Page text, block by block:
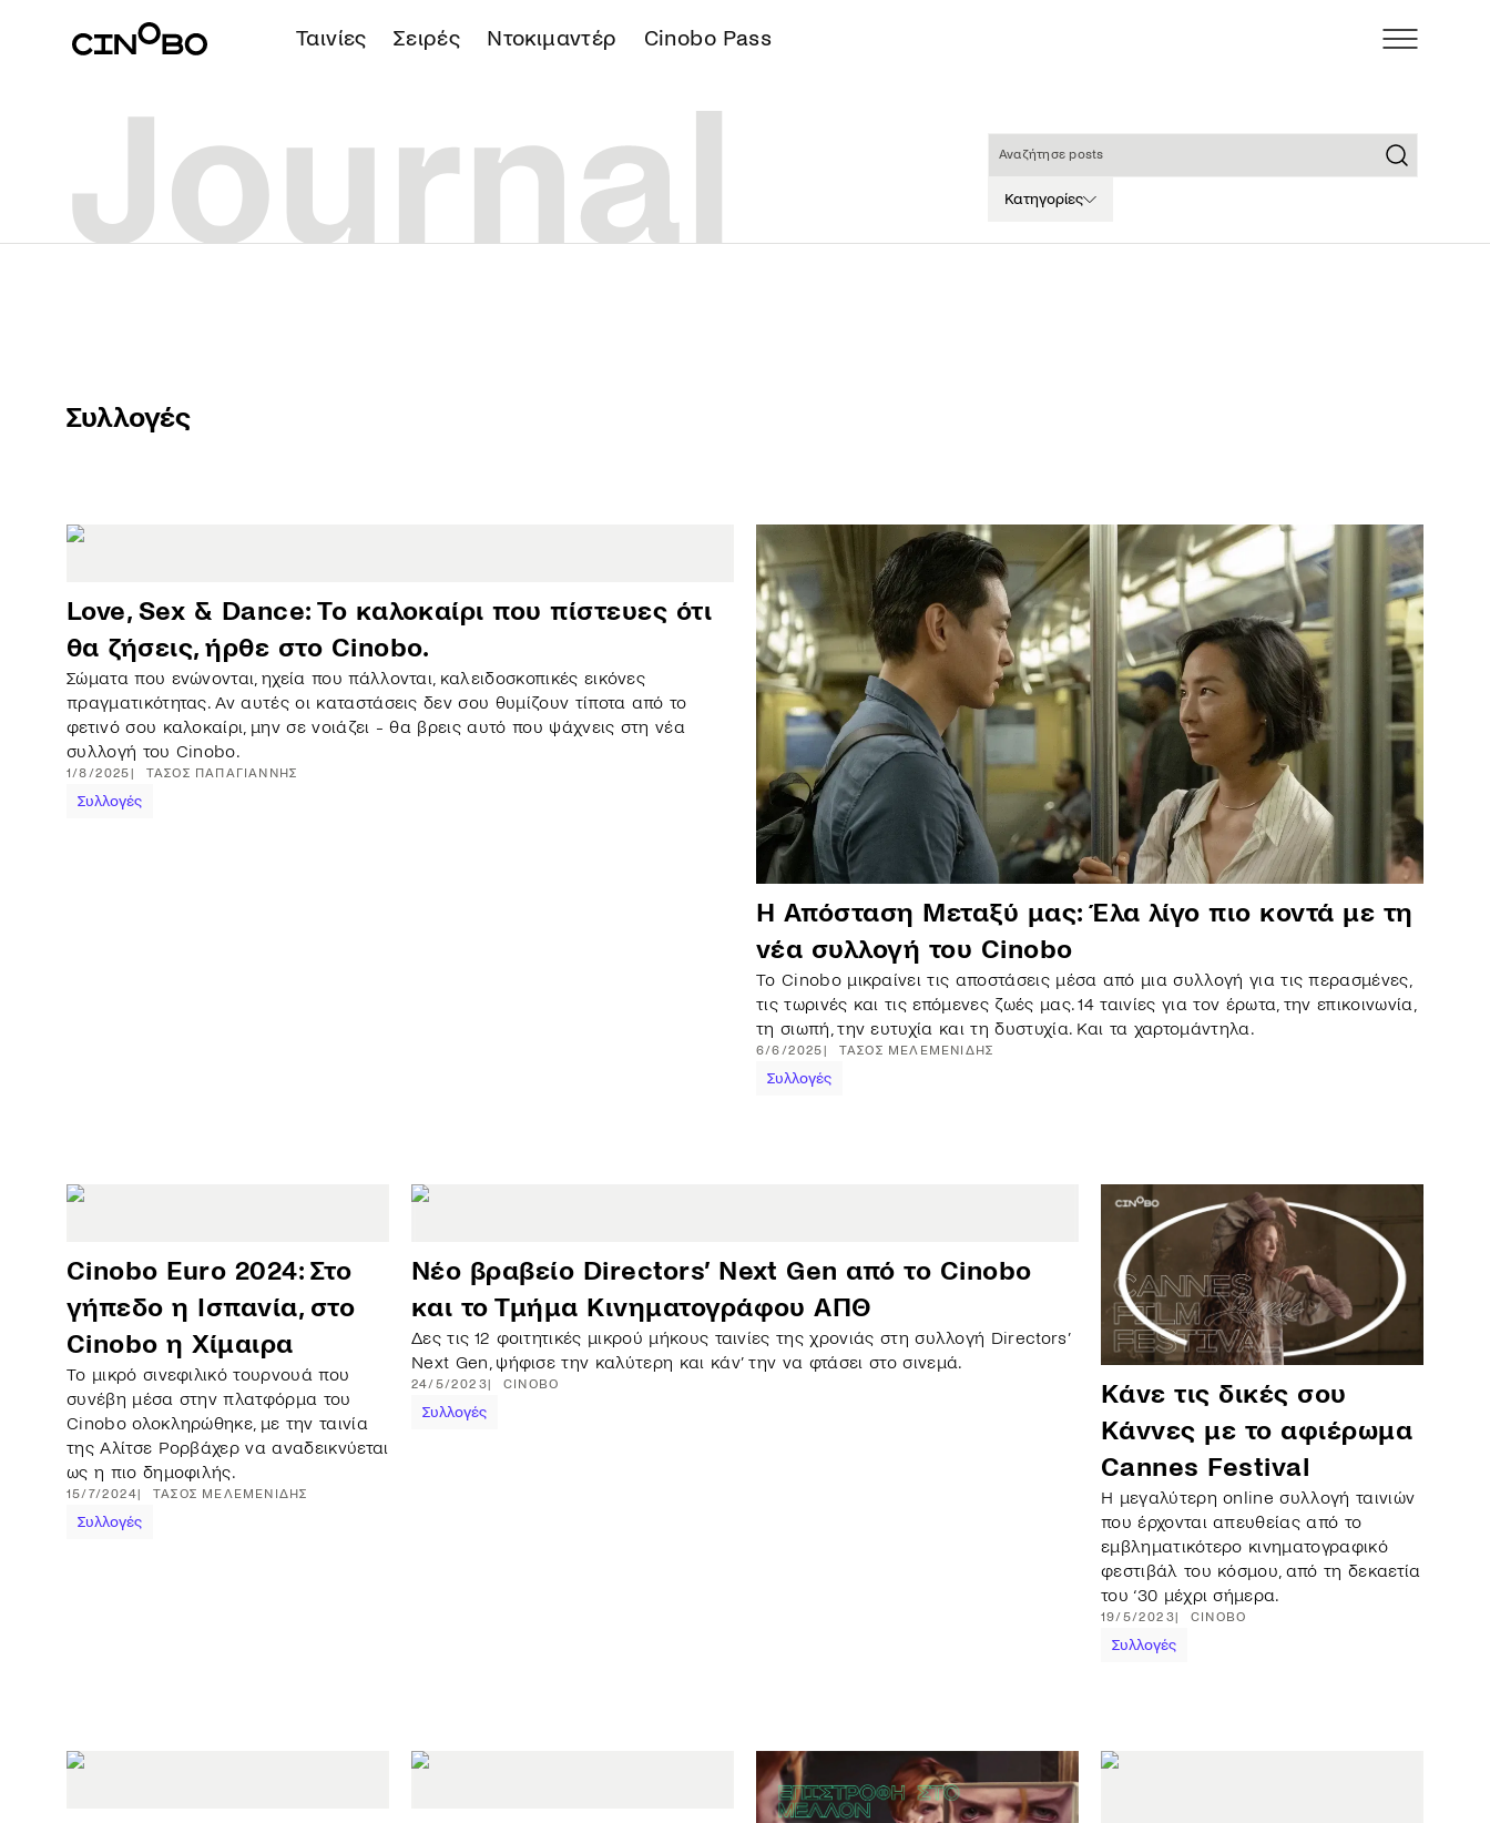
Ταινίες Σειρές Ντοκιμαντέρ Cinobo Pass
Κατηγορίες
Συλλογές
Love, Sex & Dance: Το καλοκαίρι που πίστευες ότι
θα ζήσεις, ήρθε στο Cinobo.
Σώματα που ενώνονται, ηχεία που πάλλονται, καλειδοσκοπικές εικόνες
πραγματικότητας. Αν αυτές οι καταστάσεις δεν σου θυμίζουν τίποτα από το
φετινό σου καλοκαίρι, μην σε νοιάζει - θα βρεις αυτό που ψάχνεις στη νέα
συλλογή του Cinobo.
1/8/2025 ΤΆΣΟΣ ΠΑΠΑΓΙΆΝΝΗΣ
Συλλογές
Η Απόσταση Μεταξύ μας: Έλα λίγο πιο κοντά με τη
νέα συλλογή του Cinobo
Το Cinobo μικραίνει τις αποστάσεις μέσα από μια συλλογή για τις περασμένες,
τις τωρινές και τις επόμενες ζωές μας. 14 ταινίες για τον έρωτα, την επικοινωνία,
τη σιωπή, την ευτυχία και τη δυστυχία. Και τα χαρτομάντηλα.
6/6/2025 ΤΆΣΟΣ ΜΕΛΕΜΕΝΊΔΗΣ
Συλλογές
Cinobo Euro 2024: Στο
γήπεδο η Ισπανία, στο
Cinobo η Χίμαιρα
Το μικρό σινεφιλικό τουρνουά που
συνέβη μέσα στην πλατφόρμα του
Cinobo ολοκληρώθηκε, με την ταινία
της Αλίτσε Ρορβάχερ να αναδεικνύεται
ως η πιο δημοφιλής.
15/7/2024 ΤΆΣΟΣ ΜΕΛΕΜΕΝΊΔΗΣ
Συλλογές
Νέο βραβείο Directors’ Next Gen από το Cinobo
και το Τμήμα Κινηματογράφου ΑΠΘ
Δες τις 12 φοιτητικές μικρού μήκους ταινίες της χρονιάς στη συλλογή Directors’
Next Gen, ψήφισε την καλύτερη και κάν’ την να φτάσει στο σινεμά.
24/5/2023 CINOBO
Συλλογές
Κάνε τις δικές σου
Κάννες με το αφιέρωμα
Cannes Festival
Η μεγαλύτερη online συλλογή ταινιών
που έρχονται απευθείας από το
εμβληματικότερο κινηματογραφικό
φεστιβάλ του κόσμου, από τη δεκαετία
του ‘30 μέχρι σήμερα.
19/5/2023 CINOBO
Συλλογές